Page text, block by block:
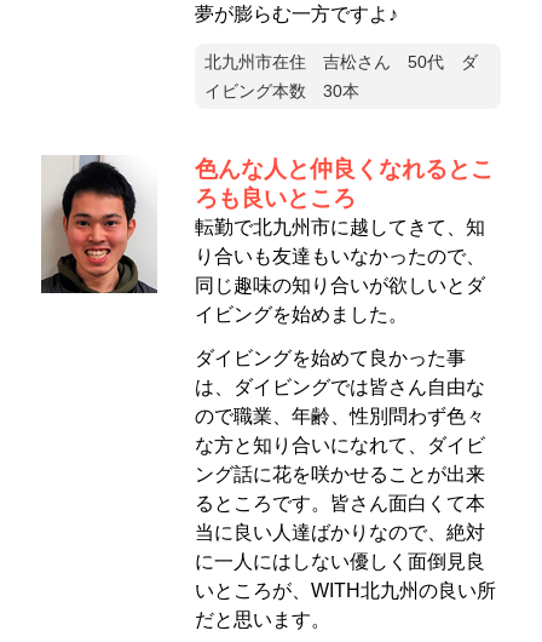
夢が膨らむ一方ですよ♪
北九州市在住 吉松さん 50代 ダ
イビング本数 30本
色んな人と仲良くなれるとこ
ろも良いところ
転勤で北九州市に越してきて、知
り合いも友達もいなかったので、
同じ趣味の知り合いが欲しいとダ
イビングを始めました。
ダイビングを始めて良かった事
は、ダイビングでは皆さん自由な
ので職業、年齢、性別問わず色々
な方と知り合いになれて、ダイビ
ング話に花を咲かせることが出来
るところです。皆さん面白くて本
当に良い人達ばかりなので、絶対
に一人にはしない優しく面倒見良
いところが、WITH北九州の良い所
だと思います。